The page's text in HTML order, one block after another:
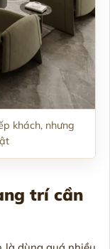
khách, nhưng
trí cần